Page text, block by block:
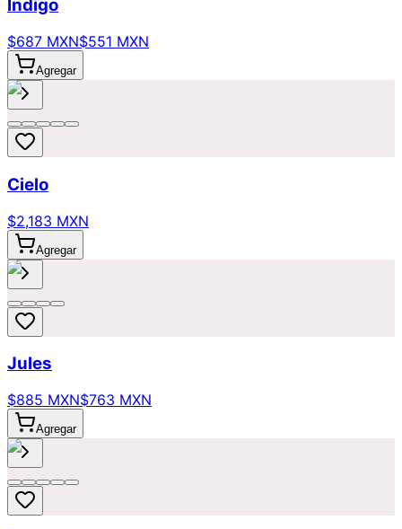
Indigo
$687 MXN$551 MXN
Agregar
Cielo
$2,183 MXN
Agregar
Jules
$885 MXN$763 MXN
Agregar